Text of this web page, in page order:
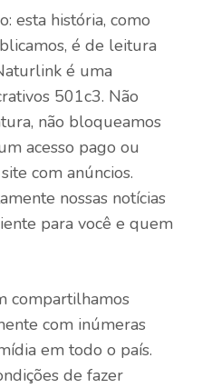
esta história, como
é de leitura
é uma
501c3. Não
não bloqueamos
acesso pago ou
com anúncios.
nossas notícias
para você e quem
compartilhamos
com inúmeras
em todo o país.
de fazer